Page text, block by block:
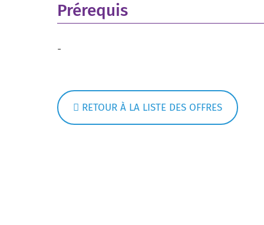
Prérequis
-
RETOUR À LA LISTE DES OFFRES